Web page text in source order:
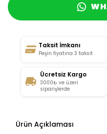
Taksit İmkanı
Peşin fiyatına 3 taksit
Ücretsiz Kargo
3000₺ ve üzeri
siparişlerde
Ürün Açıklaması